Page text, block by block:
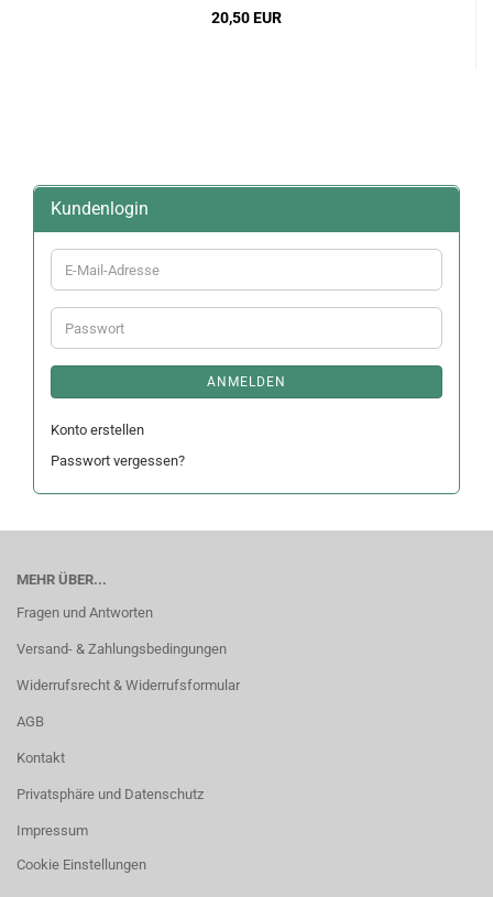
20,50 EUR
Kundenlogin
E-
Mail-
Adresse
Passwort
ANMELDEN
Konto erstellen
Passwort vergessen?
MEHR ÜBER...
Fragen und Antworten
Versand- & Zahlungsbedingungen
Widerrufsrecht & Widerrufsformular
AGB
Kontakt
Privatsphäre und Datenschutz
Impressum
Cookie Einstellungen